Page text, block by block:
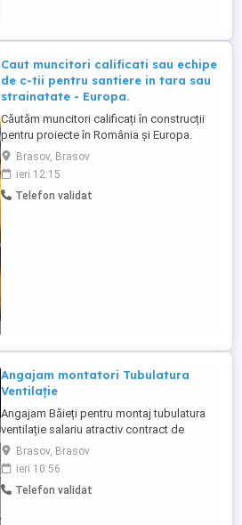
Caut muncitori calificati sau echipe
de c-tii pentru santiere in tara sau
strainatate - Europa.
Căutăm muncitori calificați în construcții
pentru proiecte în România și Europa.
Angajăm DOAR personal specializat,
capabil să lucreze la normă, integrat în
echipe deja formate Domenii vizate:
montatori fațade din cărămidă aparentă
Brasov, Brasov
ieri 12:15
Telefon validat
Angajam montatori Tubulatura
Ventilație
Angajam Băieți pentru montaj tubulatura
ventilație salariu atractiv contract de
munca deplasări în țară transport plătit și
diurna in deplasări pentru mai multe detalii
contactați-ne
Brasov, Brasov
ieri 10:56
Telefon validat